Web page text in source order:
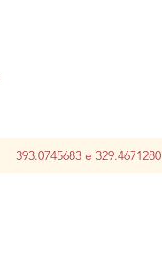
393.0745683 e 329.4671280